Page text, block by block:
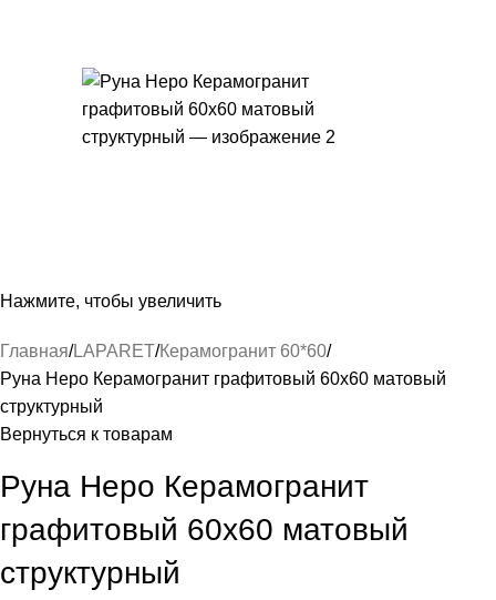
Нажмите, чтобы увеличить
Главная LAPARET Керамогранит 60*60
Руна Неро Керамогранит графитовый 60х60 матовый
структурный
Вернуться к товарам
Руна Неро Керамогранит
графитовый 60х60 матовый
структурный